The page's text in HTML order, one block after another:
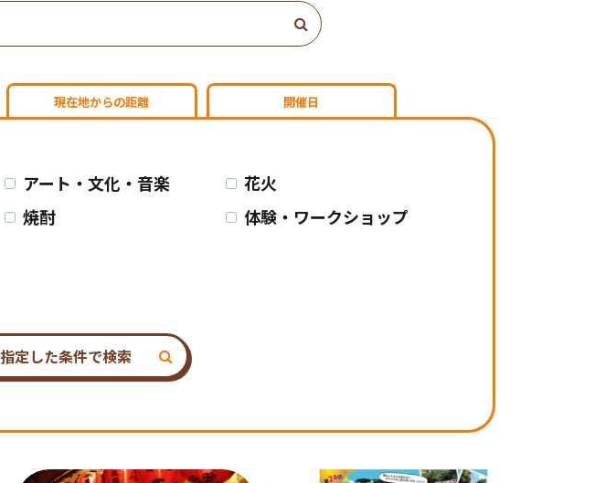
現在地からの距離 開催日
アート・文化・音楽
花火
焼酎
体験・ワークショップ
指定した条件で検索